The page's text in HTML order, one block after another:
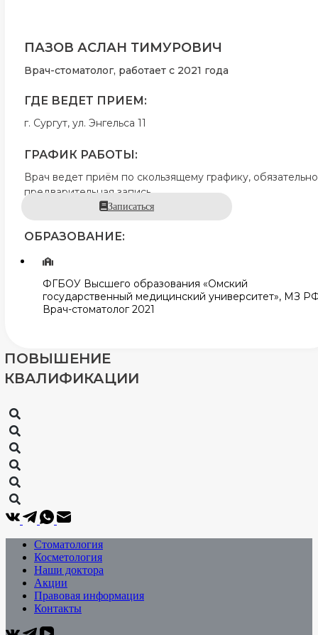
ПАЗОВ АСЛАН ТИМУРОВИЧ
Врач-стоматолог, работает с 2021 года
ГДЕ ВЕДЕТ ПРИЕМ:
г. Сургут, ул. Энгельса 11
ГРАФИК РАБОТЫ:
Врач ведет приём по скользящему графику, обязательно
предварительная запись
Записаться
ОБРАЗОВАНИЕ:
ФГБОУ Высшего образования «Омский
государственный медицинский университет», МЗ
Врач-стоматолог 2021
ПОВЫШЕНИЕ
КВАЛИФИКАЦИИ
Стоматология
Косметология
Наши доктора
Акции
Правовая информация
Контакты